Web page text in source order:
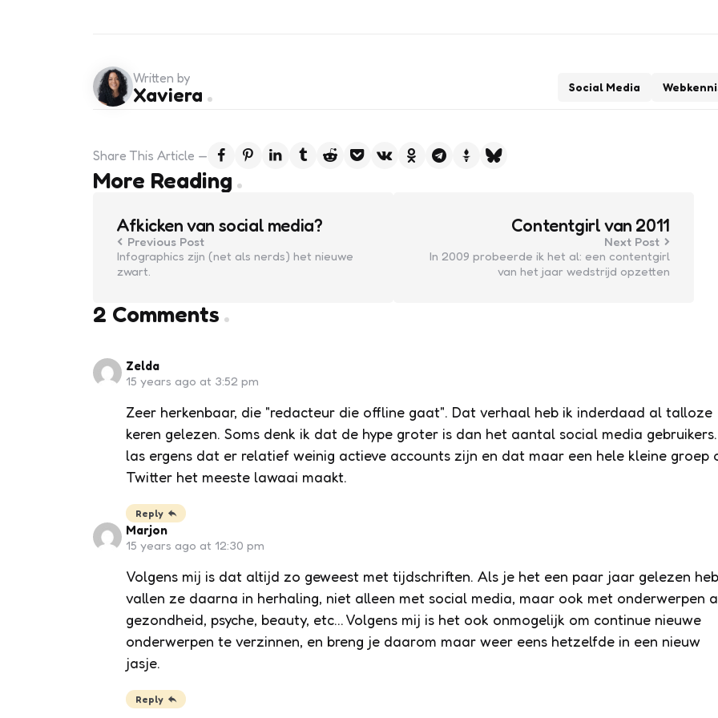
Social Media
Written by
Xaviera
Share This Article
More Reading
Post
navigation
Afkicken van social media?
Previous Post
Infographics zijn (net als nerds) het nieuwe
zwart.
Contentgirl van 2011
Next Post
In 2009 probeerde ik het al: een contentgirl
van het jaar wedstrijd opzetten
2 Comments
Zelda
15 years ago at 3:52 pm
Zeer herkenbaar, die "redacteur die offline gaat". Dat verhaal heb ik inderdaad al talloze
keren gelezen. Soms denk ik dat de hype groter is dan het aantal social media
las ergens dat er relatief weinig actieve accounts zijn en dat maar een hele kleine groep
Twitter het meeste lawaai maakt.
Reply
Marjon
15 years ago at 12:30 pm
Volgens mij is dat altijd zo geweest met tijdschriften. Als je het een paar jaar gelezen
vallen ze daarna in herhaling, niet alleen met social media, maar ook met onderwerpen
gezondheid, psyche, beauty, etc… Volgens mij is het ook onmogelijk om continue nieuwe
onderwerpen te verzinnen, en breng je daarom maar weer eens hetzelfde in een nieuw
jasje.
Reply